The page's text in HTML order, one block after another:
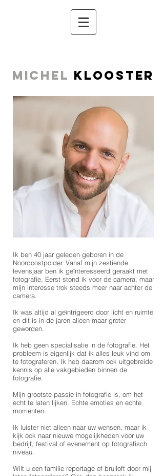
MICHEL KLOOSTER
Ik ben 40 jaar geleden geboren in de
Noordoostpolder. Vanaf mijn zestiende
levensjaar ben ik geïnteresseerd geraakt met
fotografie. Eerst stond ik voor de camera, maar
mijn interesse trok steeds meer naar achter de
camera.
Ik was altijd al geïntrigeerd door licht en ruimte
en dit is in de jaren alleen maar groter
geworden.
Ik heb geen specialisatie in de fotografie. Het
probleem is eigenlijk dat ik alles leuk vind om
te fotograferen. Ik heb daarom ook uitgebreide
kennis op alle vakgebieden binnen de
fotografie.
Mijn grootste passie in fotografie is, om het
echt te laten lijken. Echte emoties en echte
momenten.
Ik luister niet alleen naar uw wensen, maar ik
kijk ook naar nieuwe mogelijkheden voor uw
bedrijf, festival of evenement op fotografisch
niveau.
Wilt u een familie reportage of bruiloft door mij